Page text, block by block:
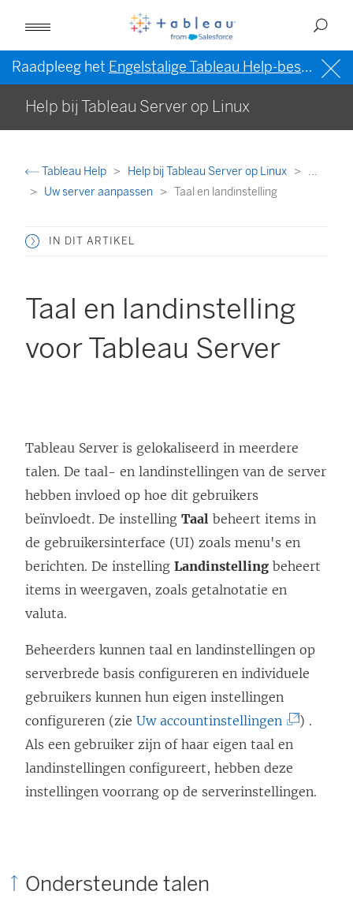
Raadpleeg het Engelstalige Tableau Help-bestand (VS)
Help bij Tableau Server op Linux
Tableau Help Help bij Tableau Server op Linux
...
Uw server aanpassen
Taal en landinstelling
IN DIT ARTIKEL
Taal en landinstelling
voor Tableau Server
Tableau Server is gelokaliseerd in meerdere
talen. De taal- en landinstellingen van de server
hebben invloed op hoe dit gebruikers
beïnvloedt. De instelling Taal beheert items in
de gebruikersinterface (UI) zoals menu's en
berichten. De instelling Landinstelling beheert
items in weergaven, zoals getalnotatie en
valuta.
Beheerders kunnen taal en landinstellingen op
serverbrede basis configureren en individuele
gebruikers kunnen hun eigen instellingen
configureren (zie Uw accountinstellingen
L
i
n
) .
Als een gebruiker zijn of haar eigen taal en
landinstellingen configureert, hebben deze
instellingen voorrang op de serverinstellingen.
Ondersteunde talen